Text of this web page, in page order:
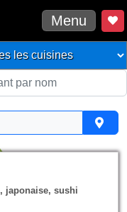
Menu
japonaise, sushi